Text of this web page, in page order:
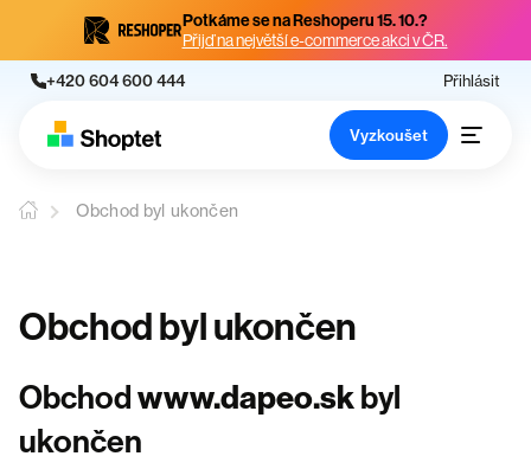
Potkáme se na Reshoperu 15. 10.?
Přijď na největší e-commerce akci v ČR.
+420 604 600 444 Přihlásit
Vyzkoušet
Obchod byl ukončen
Obchod byl ukončen
Obchodwww.dapeo.skbyl
ukončen